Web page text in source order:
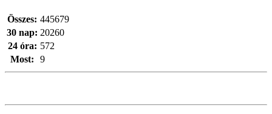
Most: 9
Összes: 445679
30 nap: 20260
24 óra: 572